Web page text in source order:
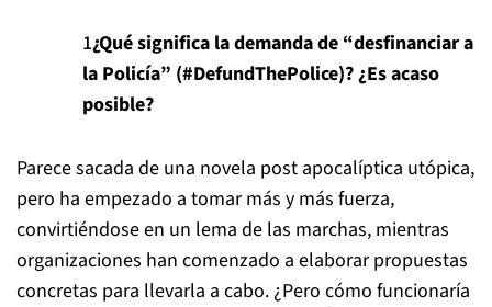
¿Qué significa la demanda de “desfinanciar a
la Policía” (#DefundThePolice)? ¿Es acaso
posible?
Parece sacada de una novela post apocalíptica utópica,
pero ha empezado a tomar más y más fuerza,
convirtiéndose en un lema de las marchas, mientras
organizaciones han comenzado a elaborar propuestas
concretas para llevarla a cabo. ¿Pero cómo funcionaría